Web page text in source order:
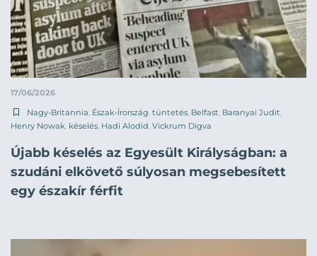
17/06/2026
Nagy-Britannia Észak-Írország tüntetés Belfast Baranyai Judit
Henry Nowak késelés Hadi Alodid Vickrum Digva
Újabb késelés az Egyesült Királyságban: a
szudáni elkövető súlyosan megsebesített
egy északír férfit